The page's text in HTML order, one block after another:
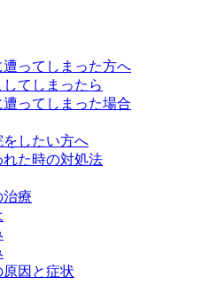
ってしまった方へ
てしまったら
ってしまった場合
したい方へ
た時の対処法
治療
因と症状